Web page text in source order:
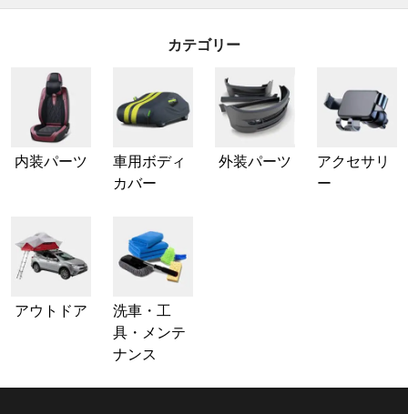
カテゴリー
内装パーツ
車用ボディ
カバー
外装パーツ
アクセサリ
ー
アウトドア
洗車・工
具・メンテ
ナンス